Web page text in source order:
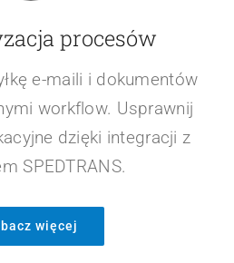
procesów
e-maili i dokumentów
workflow. Usprawnij
dzięki integracji z
SPEDTRANS.
więcej